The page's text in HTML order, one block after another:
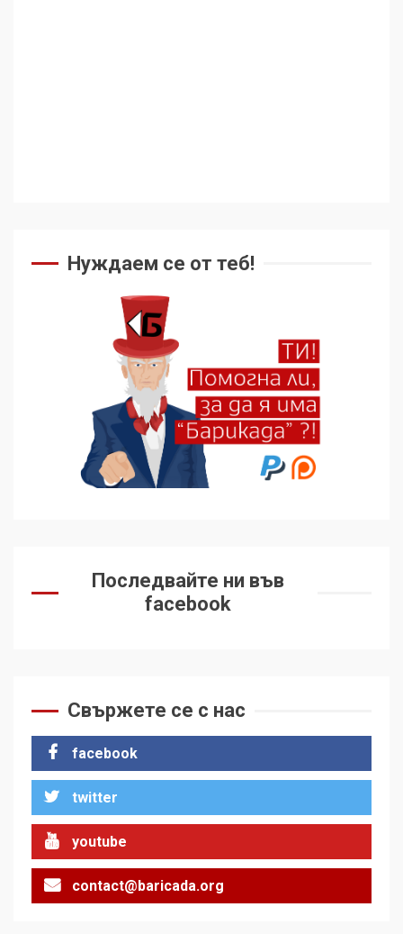
Нуждаем се от теб!
Последвайте ни във
facebook
Свържете се с нас
facebook
twitter
youtube
contact@baricada.org